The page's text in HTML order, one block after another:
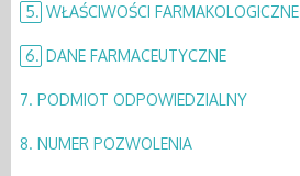
5. WŁAŚCIWOŚCI FARMAKOLOGICZNE
6. DANE FARMACEUTYCZNE
7. PODMIOT ODPOWIEDZIALNY
8. NUMER POZWOLENIA